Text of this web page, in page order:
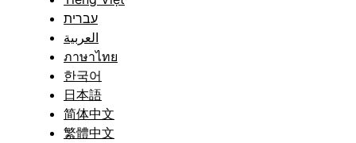
עברית
العربية
ภาษาไทย
한국어
日本語
简体中文
繁體中文